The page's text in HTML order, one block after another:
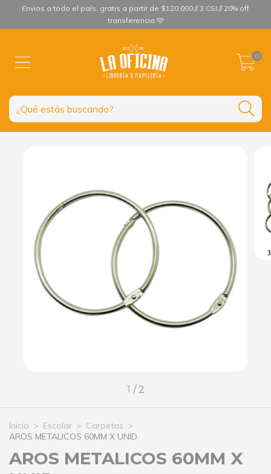
Envios a todo el país, gratis a partir de $120.000 // 3 CSI // 20% off
transferencia 🩵
0
1 / 2
Inicio > Escolar > Carpetas >
AROS METALICOS 60MM X UNID
AROS METALICOS 60MM X